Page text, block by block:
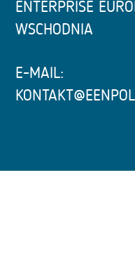
ENTERPRISE
WSCHODNIA
E-MAIL: